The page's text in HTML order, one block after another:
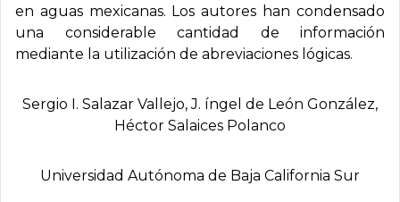
en aguas mexicanas. Los autores han condensado
una considerable cantidad de información
mediante la utilización de abreviaciones lógicas.
Sergio I. Salazar Vallejo, J. íngel de León González,
Héctor Salaices Polanco
Universidad Autónoma de Baja California Sur